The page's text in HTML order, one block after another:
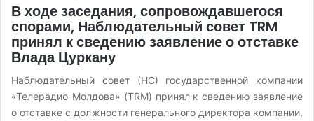
В ходе заседания, сопровождавшегося
спорами, Наблюдательный совет TRM
принял к сведению заявление о отставке
Влада Цуркану
Наблюдательный совет (НС) государственной компании
«Телерадио-Молдова» (TRM) принял к сведению заявление
о отставке с должности генерального директора компании,